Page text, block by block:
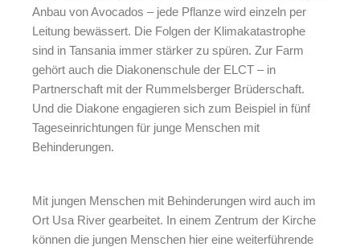
Anbau von Avocados – jede Pflanze wird einzeln per
Leitung bewässert. Die Folgen der Klimakatastrophe
sind in Tansania immer stärker zu spüren. Zur Farm
gehört auch die Diakonenschule der ELCT – in
Partnerschaft mit der Rummelsberger Brüderschaft.
Und die Diakone engagieren sich zum Beispiel in fünf
Tageseinrichtungen für junge Menschen mit
Behinderungen.
Mit jungen Menschen mit Behinderungen wird auch im
Ort Usa River gearbeitet. In einem Zentrum der Kirche
können die jungen Menschen hier eine weiterführende